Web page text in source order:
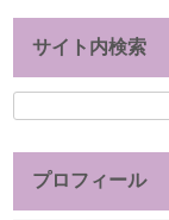
サイト内検索
検
プロフィール